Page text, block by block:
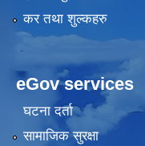
कर तथा शुल्कहरु
eGov services
घटना दर्ता
सामाजिक सुरक्षा